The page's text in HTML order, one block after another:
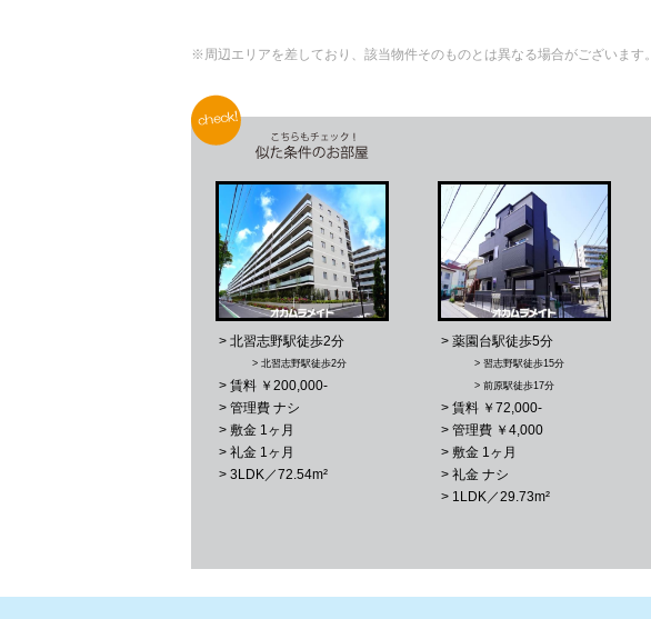
※周辺エリアを差しており、該当物件そのものとは異なる場合がございます。
> 北習志野駅徒歩2分
> 北習志野駅徒歩2分
> 賃料 ￥200,000-
> 管理費 ナシ
> 敷金 1ヶ月
> 礼金 1ヶ月
> 3LDK／72.54m²
> 薬園台駅徒歩5分
> 習志野駅徒歩15分
> 前原駅徒歩17分
> 賃料 ￥72,000-
> 管理費 ￥4,000
> 敷金 1ヶ月
> 礼金 ナシ
> 1LDK／29.73m²